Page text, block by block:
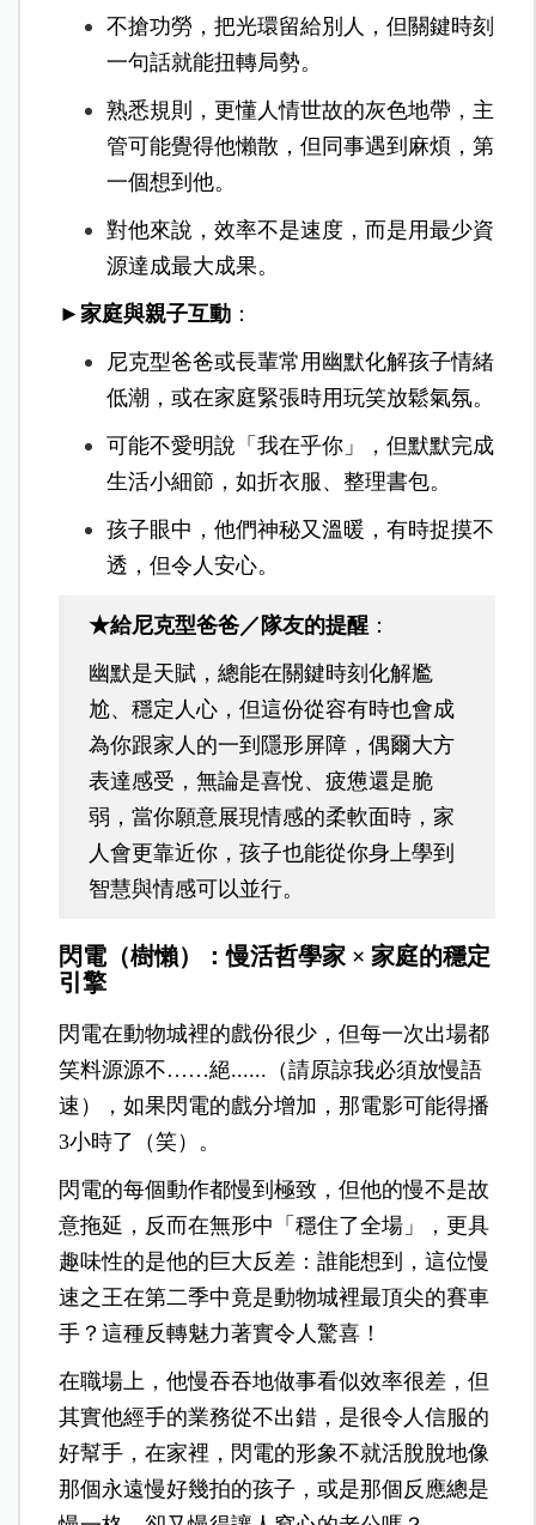
不搶功勞，把光環留給別人，但關鍵時刻
一句話就能扭轉局勢。
熟悉規則，更懂人情世故的灰色地帶，主
管可能覺得他懶散，但同事遇到麻煩，第
一個想到他。
對他來說，效率不是速度，而是用最少資
源達成最大成果。
►家庭與親子互動 ：
尼克型爸爸或長輩常用幽默化解孩子情緒
低潮，或在家庭緊張時用玩笑放鬆氣氛。
可能不愛明說「我在乎你」，但默默完成
生活小細節，如折衣服、整理書包。
孩子眼中，他們神秘又溫暖，有時捉摸不
透，但令人安心。
★給尼克型爸爸／隊友的提醒 ：
幽默是天賦，總能在關鍵時刻化解尷
尬、穩定人心，但這份從容有時也會成
為你跟家人的一到隱形屏障，偶爾大方
表達感受，無論是喜悅、疲憊還是脆
弱，當你願意展現情感的柔軟面時，家
人會更靠近你，孩子也能從你身上學到
智慧與情感可以並行。
閃電（樹懶）：慢活哲學家 × 家庭的穩定
引擎
閃電在動物城裡的戲份很少，但每一次出場都
笑料源源不……絕......（請原諒我必須放慢語
速），如果閃電的戲分增加，那電影可能得播
3小時了（笑）。
閃電的每個動作都慢到極致，但他的慢不是故
意拖延，反而在無形中「穩住了全場」，更具
趣味性的是他的巨大反差：誰能想到，這位慢
速之王在第二季中竟是動物城裡最頂尖的賽車
手？這種反轉魅力著實令人驚喜！
在職場上，他慢吞吞地做事看似效率很差，但
其實他經手的業務從不出錯，是很令人信服的
好幫手，在家裡，閃電的形象不就活脫脫地像
那個永遠慢好幾拍的孩子，或是那個反應總是